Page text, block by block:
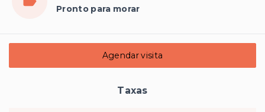
Pronto para morar
Agendar visita
Taxas